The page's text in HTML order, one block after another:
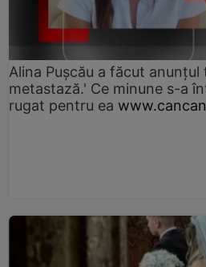
Alina Pușcău a făcut
metastază.' Ce minune s-a
rugat pentru ea